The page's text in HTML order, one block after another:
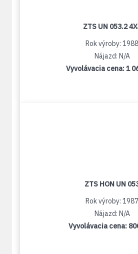
ZTS UN 053.2
Rok výroby: 1988
Nájazd: N/A
Vyvolávacia cena:1
ZTS HON UN
Rok výroby: 1987
Nájazd: N/A
Vyvolávacia cena: